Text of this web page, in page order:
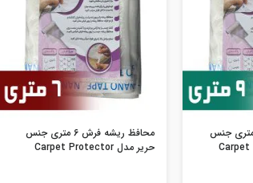
ریشه فرش 9 متری جنس
محافظ ریشه فرش 6 متری جنس
حریر مدل Carpet Protector